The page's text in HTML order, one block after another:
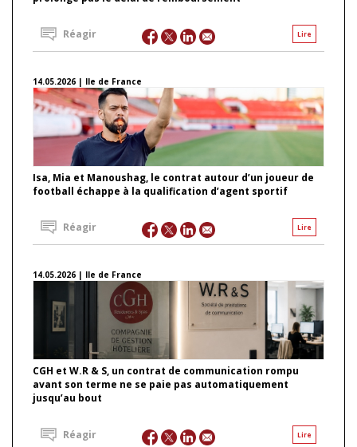
Lire
Réagir
14.05.2026 | Ile de France
Isa, Mia et Manoushag, le contrat autour d’un joueur de
football échappe à la qualification d’agent sportif
Lire
Réagir
14.05.2026 | Ile de France
CGH et W.R & S, un contrat de communication rompu
avant son terme ne se paie pas automatiquement
jusqu’au bout
Lire
Réagir